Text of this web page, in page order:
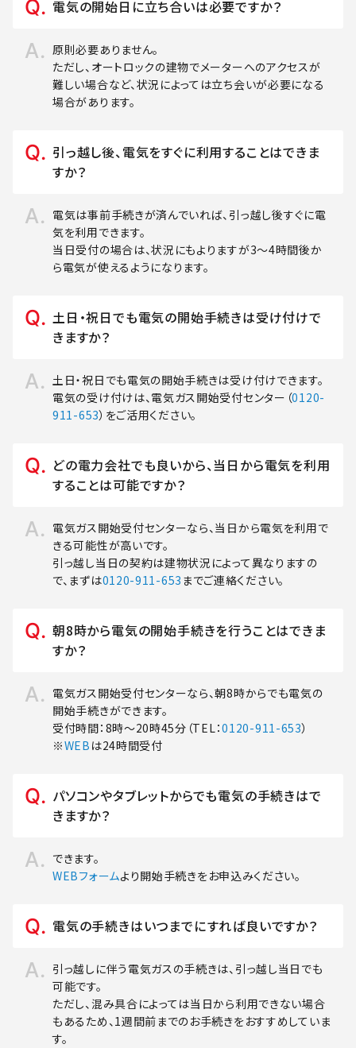
電気の開始日に立ち合いは必要ですか？
原則必要ありません。
ただし、オートロックの建物でメーターへのアクセスが
難しい場合など、状況によっては立ち会いが必要になる
場合があります。
引っ越し後、電気をすぐに利用することはできま
すか？
電気は事前手続きが済んでいれば、引っ越し後すぐに電
気を利用できます。
当日受付の場合は、状況にもよりますが3～4時間後か
ら電気が使えるようになります。
土日・祝日でも電気の開始手続きは受け付けで
きますか？
土日・祝日でも電気の開始手続きは受け付けできます。
電気の受け付けは、電気ガス開始受付センター（0120-
911-653）をご活用ください。
どの電力会社でも良いから、当日から電気を利用
することは可能ですか？
電気ガス開始受付センターなら、当日から電気を利用で
きる可能性が高いです。
引っ越し当日の契約は建物状況によって異なりますの
で、まずは0120-911-653 までご連絡ください。
朝8時から電気の開始手続きを行うことはできま
すか？
電気ガス開始受付センターなら、朝8時からでも電気の
開始手続きができます。
受付時間：8時～20時45分（TEL：0120-911-653）
※WEB は24時間受付
パソコンやタブレットからでも電気の手続きはで
きますか？
できます。
WEBフォームより開始手続きをお申込みください。
電気の手続きはいつまでにすれば良いですか？
引っ越しに伴う電気ガスの手続きは、引っ越し当日でも
可能です。
ただし、混み具合によっては当日から利用できない場合
もあるため、1週間前までのお手続きをおすすめしていま
す。